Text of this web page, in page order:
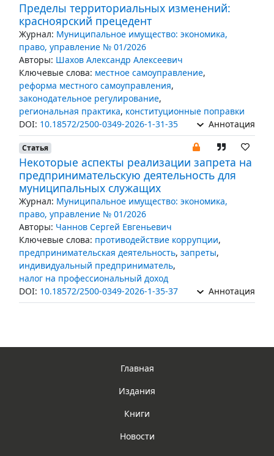
Пределы территориальных изменений:
красноярский прецедент
Журнал: Муниципальное имущество: экономика,
право, управление № 01/2026
Авторы: Шахов Александр Алексеевич
Ключевые слова: местное самоуправление,
реформа местного самоуправления,
законодательное регулирование,
региональная практика, конституционные поправки
DOI: 10.18572/2500-0349-2026-1-31-35 Аннотация
Статья
Некоторые аспекты реализации запрета на
предпринимательскую деятельность для
муниципальных служащих
Журнал: Муниципальное имущество: экономика,
право, управление № 01/2026
Авторы: Чаннов Сергей Евгеньевич
Ключевые слова: противодействие коррупции,
предпринимательская деятельность, запреты,
индивидуальный предприниматель,
налог на профессиональный доход
DOI: 10.18572/2500-0349-2026-1-35-37 Аннотация
Главная
Издания
Книги
Новости